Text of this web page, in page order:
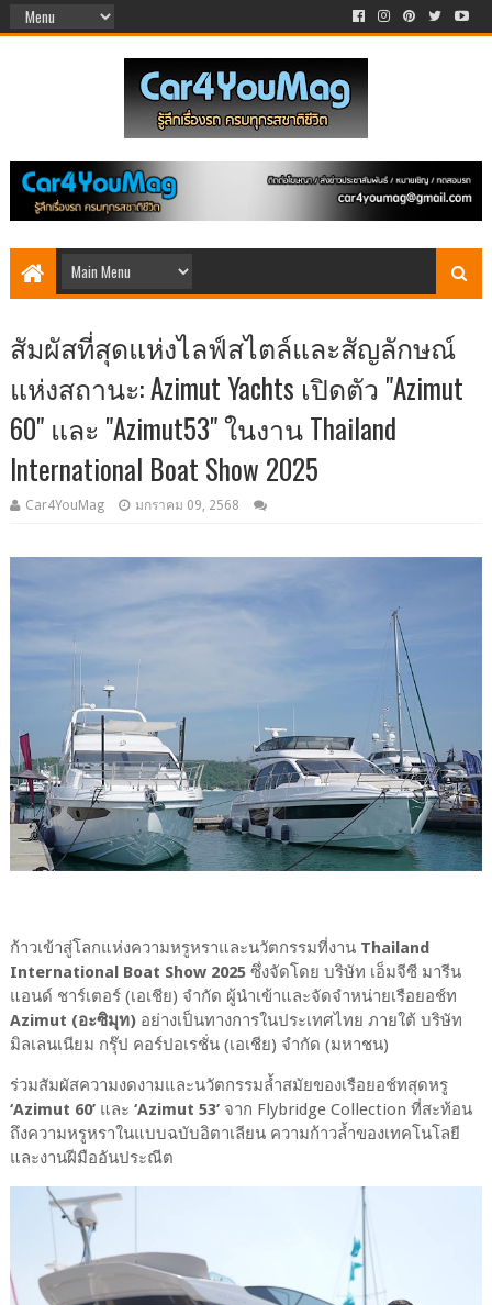
สัมผัสที่สุดแห่งไลฟ์สไตล์และสัญลักษณ์
แห่งสถานะ: Azimut Yachts เปิดตัว "Azimut
60" และ "Azimut53" ในงาน Thailand
International Boat Show 2025
Car4YouMag มกราคม 09, 2568
ก้าวเข้าสู่โลกแห่งความหรูหราและนวัตกรรมที่งาน Thailand
International Boat Show 2025ซึ่งจัดโดย บริษัท เอ็มจีซี มารีน
แอนด์ ชาร์เตอร์ (เอเชีย) จำกัด ผู้นำเข้าและจัดจำหน่ายเรือยอช์ท
Azimut (อะซิมุท)อย่างเป็นทางการในประเทศไทย ภายใต้ บริษัท
มิลเลนเนียม กรุ๊ป คอร์ปอเรชั่น (เอเชีย) จำกัด (มหาชน)
ร่วมสัมผัสความงดงามและนวัตกรรมล้ำสมัยของเรือยอช์ทสุดหรู
‘Azimut 60’และ ‘Azimut 53’จาก Flybridge Collection ที่สะท้อน
ถึงความหรูหราในแบบฉบับอิตาเลียน ความก้าวล้ำของเทคโนโลยี
และงานฝีมืออันประณีต